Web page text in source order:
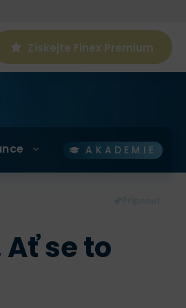
Získejte Finex Premium
AKADEMIE
se to